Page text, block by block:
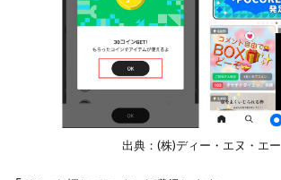
出典：(株)ディー・エヌ・エー